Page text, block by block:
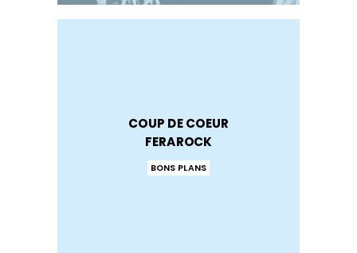
COUP DE COEUR
FERAROCK
BONS PLANS